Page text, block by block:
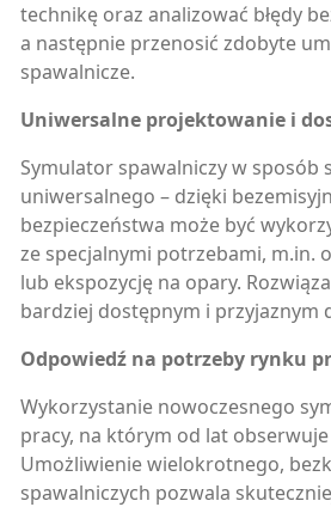
technikę oraz analizować błędy
a następnie przenosić zdobyte
spawalnicze.
Uniwersalne projektowanie i
Symulator spawalniczy w sposób
uniwersalnego – dzięki
bezpieczeństwa może być
ze specjalnymi potrzebami, m.in.
lub ekspozycję na opary.
bardziej dostępnym i
Odpowiedź na potrzeby rynku
Wykorzystanie nowoczesnego
pracy, na którym od lat
Umożliwienie wielokrotnego,
spawalniczych pozwala